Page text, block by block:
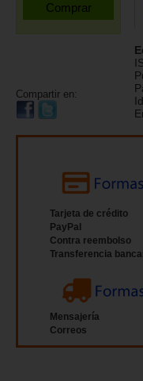
Compartir en:
Tarjeta de crédito
PayPal
Contra reembolso
Transferencia
Mensajería
Correos